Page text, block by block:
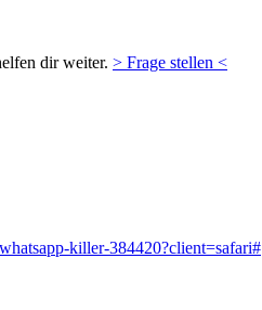
dir weiter. > Frage stellen <
killer-384420?client=safari#